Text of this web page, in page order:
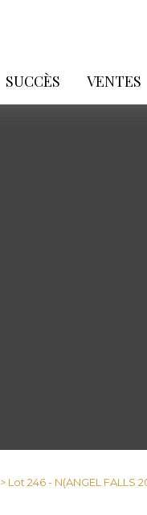
SUCCÈS VENTES
> Lot 246 - N(ANGEL FALLS